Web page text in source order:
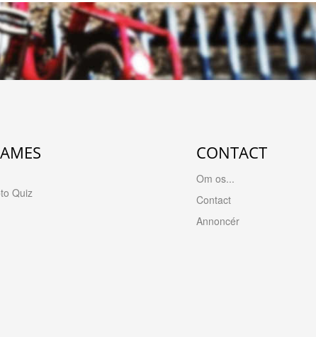
Quiz
CONTACT
Om os...
Contact
Annoncér